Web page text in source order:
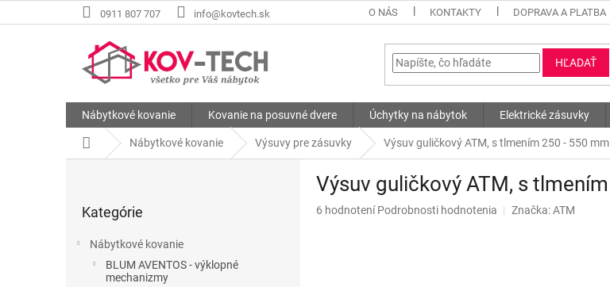
na
0911 807 707 info@kovtech.sk O NÁS KONTAKTY DOPRAVA A PLATBA
HĽADAŤ
Nábytkové kovanie Kovanie na posuvné dvere Úchytky na nábytok Elektrické zásuvky
DomovNábytkové kovanie Výsuvy pre zásuvky Výsuv guličkový ATM, s tlmením250 - 550 mm
kategórie
Kategórie
Nábytkové kovanie
BLUM AVENTOS - výklopné
mechanizmy
Výsuv guličkový ATM, s tlmením
Priemerné
6 hodnotení Podrobnosti hodnotenia Značka:ATM